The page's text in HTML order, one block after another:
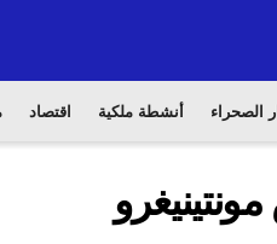
الصحراء أنشطة ملكية اقتصاد